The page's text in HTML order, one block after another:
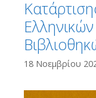
18 Νοεμβρίου